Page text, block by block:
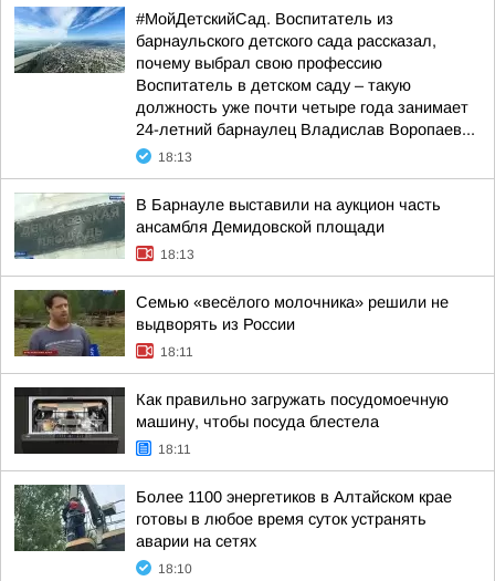
#МойДетскийСад. Воспитатель из
барнаульского детского сада рассказал,
почему выбрал свою профессию
Воспитатель в детском саду – такую
должность уже почти четыре года занимает
24-летний барнаулец Владислав Воропаев...
18:13
В Барнауле выставили на аукцион часть
ансамбля Демидовской площади
18:13
Семью «весёлого молочника» решили не
выдворять из России
18:11
Как правильно загружать посудомоечную
машину, чтобы посуда блестела
18:11
Более 1100 энергетиков в Алтайском крае
готовы в любое время суток устранять
аварии на сетях
18:10